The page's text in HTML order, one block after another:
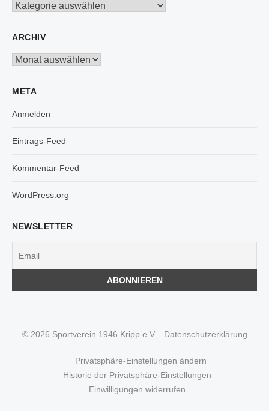
Kategorien
ARCHIV
Archiv
META
Anmelden
Eintrags-Feed
Kommentar-Feed
WordPress.org
NEWSLETTER
© 2026 Sportverein 1946 Kripp e.V. Datenschutzerklärung
Privatsphäre-Einstellungen ändern
Historie der Privatsphäre-Einstellungen
Einwilligungen widerrufen